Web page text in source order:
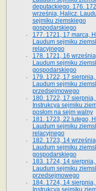
deputackiego. 176.
września, Halicz.
sejmiku ziemskiego
gospodarskiego
177. 1721, 17 marca,
Laudum sejmiku
relacyjnego
178. 1721, 16
Laudum sejmiku
gospodarskiego
179. 1722, 17
Laudum sejmiku
przedsejmowego
180. 1722, 17
Instrukcya sejmiku
posłom na sejm walny
181. 1723, 22 lutego,
Laudum sejmiku
relacyjnego
182. 1723, 14
Laudum sejmiku
gospodarskiego
183. 1724, 14
Laudum sejmiku
przedsejmowego
184. 1724, 14
Instrukcya sejmiku